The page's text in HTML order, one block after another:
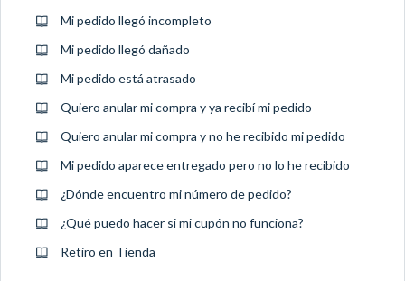
Mi pedido llegó incompleto
Mi pedido llegó dañado
Mi pedido está atrasado
Quiero anular mi compra y ya recibí mi pedido
Quiero anular mi compra y no he recibido mi pedido
Mi pedido aparece entregado pero no lo he recibido
¿Dónde encuentro mi número de pedido?
¿Qué puedo hacer si mi cupón no funciona?
Retiro en Tienda